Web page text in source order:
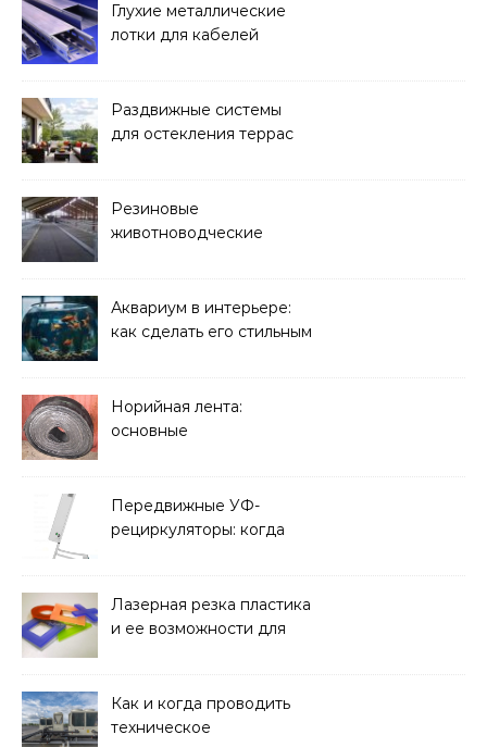
Глухие металлические
лотки для кабелей
Раздвижные системы
для остекления террас
Резиновые
животноводческие
решать
Аквариум в интерьере:
как сделать его стильным
Норийная лента:
основные
и советы по выбору
Передвижные УФ-
рециркуляторы: когда
Лазерная резка пластика
и ее возможности для
Как и когда проводить
техническое